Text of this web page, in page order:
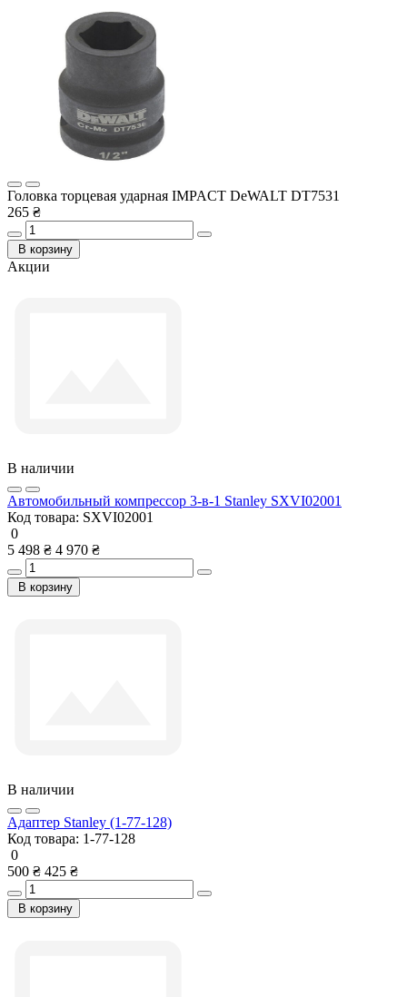
Головка торцевая ударная IMPACT DeWALT DT7531
265 ₴
В корзину
Акции
В наличии
Автомобильный компрессор 3-в-1 Stanley SXVI02001
Код товара: SXVI02001
0
5 498 ₴ 4 970 ₴
В корзину
В наличии
Адаптер Stanley (1-77-128)
Код товара: 1-77-128
0
500 ₴ 425 ₴
В корзину